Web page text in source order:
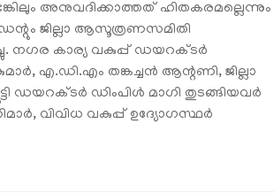
അനുവദിക്കാത്തത് ഹിതകരമല്ലെന്നും
ജില്ലാ ആസൂത്രണസമിതി
നഗര കാര്യ വകുപ്പ് ഡയറക്ടര്‍
എ.ഡി.എം തങ്കച്ചന്‍ ആന്റണി, ജില്ലാ
ഡയറക്ടര്‍ ഡിംപിള്‍ മാഗി തുടങ്ങിയവര്‍
വിവിധ വകുപ്പ് ഉദ്യോഗസ്ഥര്‍